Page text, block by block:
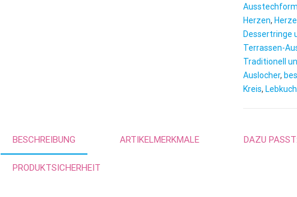
Herzen,
Dessertringe
Terrassen-
Traditionell
Auslocher,
Kreis,
BESCHREIBUNG ARTIKELMERKMALE DAZU PASST:
PRODUKTSICHERHEIT